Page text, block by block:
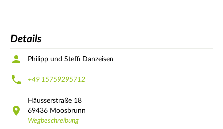
Details
Philipp und Steffi Danzeisen
+49 15759295712
Häusserstraße 18
69436 Moosbrunn
Wegbeschreibung